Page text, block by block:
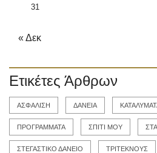
31
« Δεκ
Ετικέτες Άρθρων
ΑΣΦΑΛΙΣΗ ΔΑΝΕΙΑ
ΠΡΟΓΡΑΜΜΑΤΑ ΣΠΙΤΙ ΜΟΥ
ΣΤΕΓΑΣΤΙΚΟ ΔΑΝΕΙΟ ΤΡΙΤΕΚΝΟΥΣ